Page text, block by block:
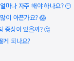
마나 자주 해야 하나요? 😶
이 아픈가요? 😱
증상이 있을까? 🤔
게 되나요?